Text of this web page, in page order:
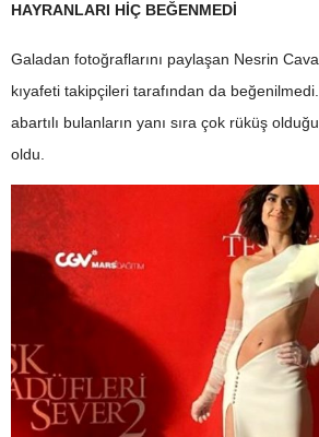
HAYRANLARI HİÇ BEĞENMEDİ
Galadan fotoğraflarını paylaşan Nesrin
kıyafeti takipçileri tarafından da
abartılı bulanların yanı sıra çok rüküş
oldu.